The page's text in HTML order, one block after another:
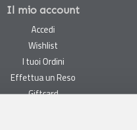
Il mio account
Accedi
Wishlist
I tuoi Ordini
Effettua un Reso
Giftcard